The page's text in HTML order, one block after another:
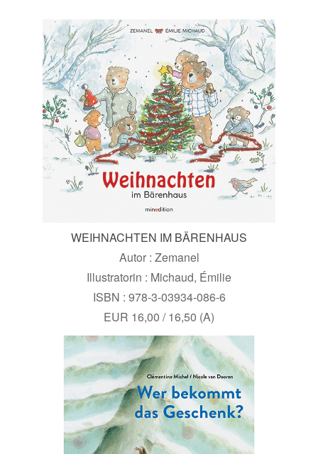
WEIHNACHTEN IM BÄRENHAUS
Autor : Zemanel
Illustratorin : Michaud, Émilie
ISBN : 978-3-03934-086-6
EUR 16,00 / 16,50 (A)